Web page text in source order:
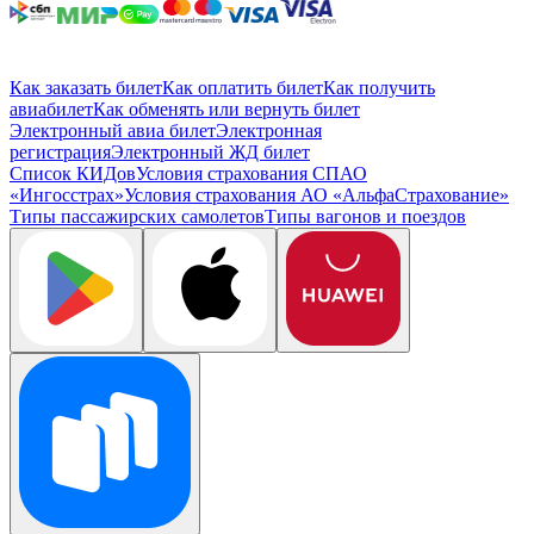
Как заказать билетКак оплатить билетКак получить
авиабилетКак обменять или вернуть билет
Электронный авиа билетЭлектронная
регистрацияЭлектронный ЖД билет
Список КИДовУсловия страхования СПАО
«Ингосстрах»Условия страхования АО «АльфаСтрахование»
Типы пассажирских самолетовТипы вагонов и поездов